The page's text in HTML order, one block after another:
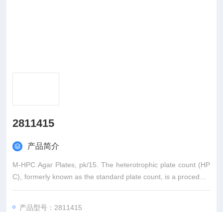
2811415
产品简介
M-HPC Agar Plates, pk/15. The heterotrophic plate count (HP
C), formerly known as the standard plate count, is a procedure
for estimating the number of live heterotrophic bacteria in wate
产品型号：2811415